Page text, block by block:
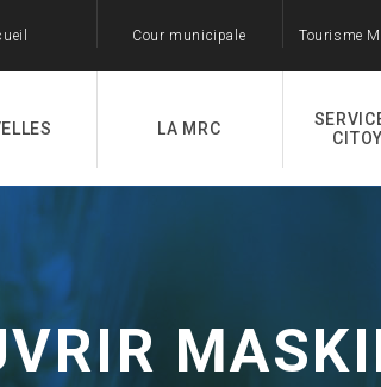
Cour municipale Tourisme
LA MRC